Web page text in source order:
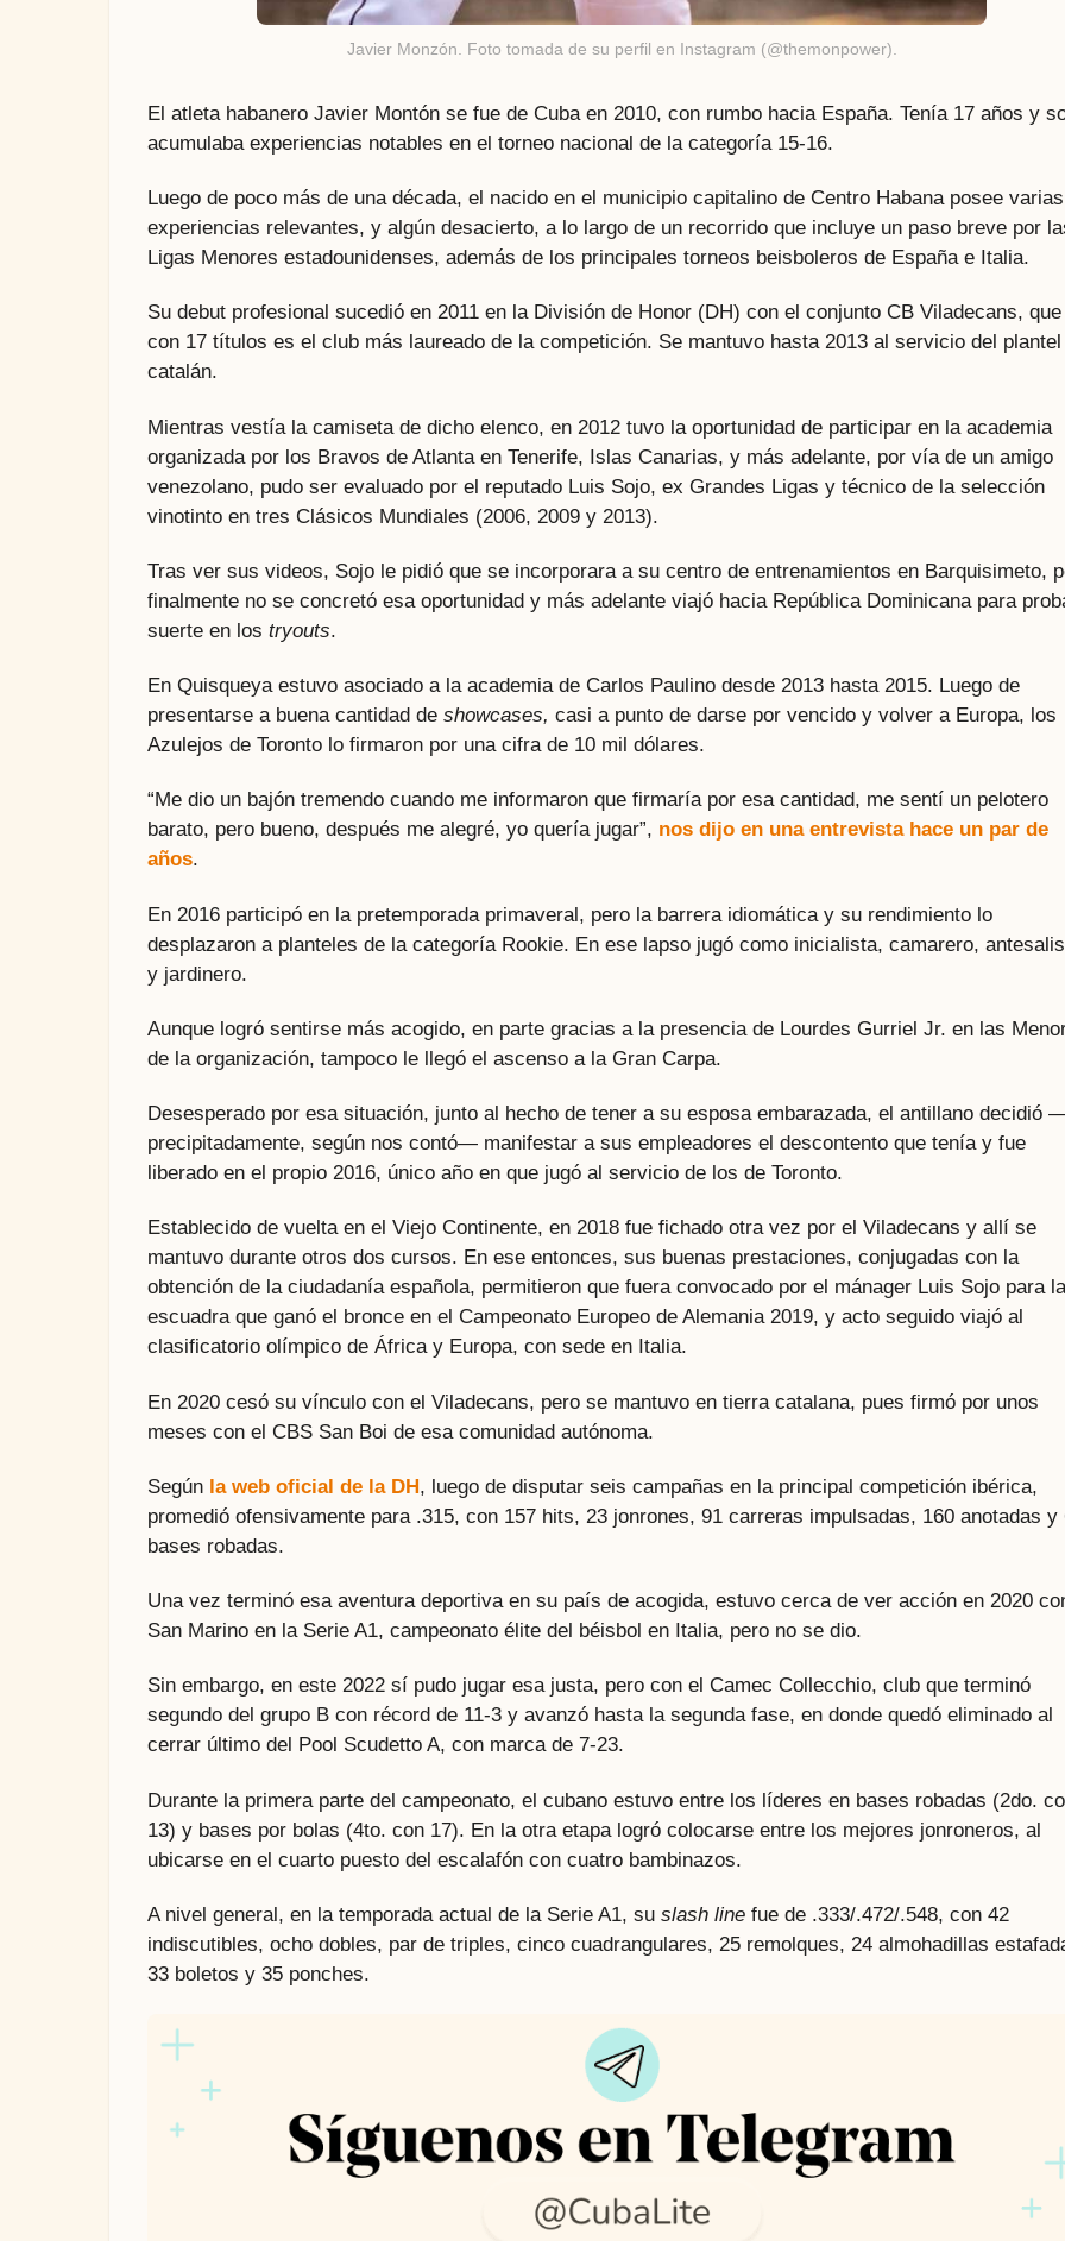
Javier Monzón. Foto tomada de su perfil en Instagram (@themonpower).
El atleta habanero Javier Montón se fue de Cuba en 2010, con rumbo hacia España. Tenía 17 años y
acumulaba experiencias notables en el torneo nacional de la categoría 15-16.
Luego de poco más de una década, el nacido en el municipio capitalino de Centro Habana posee varias
experiencias relevantes, y algún desacierto, a lo largo de un recorrido que incluye un paso breve por
Ligas Menores estadounidenses, además de los principales torneos beisboleros de España e Italia.
Su debut profesional sucedió en 2011 en la División de Honor (DH) con el conjunto CB Viladecans, que
con 17 títulos es el club más laureado de la competición. Se mantuvo hasta 2013 al servicio del plantel
catalán.
Mientras vestía la camiseta de dicho elenco, en 2012 tuvo la oportunidad de participar en la academia
organizada por los Bravos de Atlanta en Tenerife, Islas Canarias, y más adelante, por vía de un amigo
venezolano, pudo ser evaluado por el reputado Luis Sojo, ex Grandes Ligas y técnico de la selección
vinotinto en tres Clásicos Mundiales (2006, 2009 y 2013).
Tras ver sus videos, Sojo le pidió que se incorporara a su centro de entrenamientos en Barquisimeto,
finalmente no se concretó esa oportunidad y más adelante viajó hacia República Dominicana para
suerte en los tryouts.
En Quisqueya estuvo asociado a la academia de Carlos Paulino desde 2013 hasta 2015. Luego de
presentarse a buena cantidad de showcases, casi a punto de darse por vencido y volver a Europa, los
Azulejos de Toronto lo firmaron por una cifra de 10 mil dólares.
“Me dio un bajón tremendo cuando me informaron que firmaría por esa cantidad, me sentí un pelotero
barato, pero bueno, después me alegré, yo quería jugar”, nos dijo en una entrevista hace un par de
años.
En 2016 participó en la pretemporada primaveral, pero la barrera idiomática y su rendimiento lo
desplazaron a planteles de la categoría Rookie. En ese lapso jugó como inicialista, camarero,
y jardinero.
Aunque logró sentirse más acogido, en parte gracias a la presencia de Lourdes Gurriel Jr. en las
de la organización, tampoco le llegó el ascenso a la Gran Carpa.
Desesperado por esa situación, junto al hecho de tener a su esposa embarazada, el antillano decidió
precipitadamente, según nos contó— manifestar a sus empleadores el descontento que tenía y fue
liberado en el propio 2016, único año en que jugó al servicio de los de Toronto.
Establecido de vuelta en el Viejo Continente, en 2018 fue fichado otra vez por el Viladecans y allí se
mantuvo durante otros dos cursos. En ese entonces, sus buenas prestaciones, conjugadas con la
obtención de la ciudadanía española, permitieron que fuera convocado por el mánager Luis Sojo para la
escuadra que ganó el bronce en el Campeonato Europeo de Alemania 2019, y acto seguido viajó al
clasificatorio olímpico de África y Europa, con sede en Italia.
En 2020 cesó su vínculo con el Viladecans, pero se mantuvo en tierra catalana, pues firmó por unos
meses con el CBS San Boi de esa comunidad autónoma.
Según la web oficial de la DH, luego de disputar seis campañas en la principal competición ibérica,
promedió ofensivamente para .315, con 157 hits, 23 jonrones, 91 carreras impulsadas, 160 anotadas y
bases robadas.
Una vez terminó esa aventura deportiva en su país de acogida, estuvo cerca de ver acción en 2020
San Marino en la Serie A1, campeonato élite del béisbol en Italia, pero no se dio.
Sin embargo, en este 2022 sí pudo jugar esa justa, pero con el Camec Collecchio, club que terminó
segundo del grupo B con récord de 11-3 y avanzó hasta la segunda fase, en donde quedó eliminado al
cerrar último del Pool Scudetto A, con marca de 7-23.
Durante la primera parte del campeonato, el cubano estuvo entre los líderes en bases robadas (2do.
13) y bases por bolas (4to. con 17). En la otra etapa logró colocarse entre los mejores jonroneros, al
ubicarse en el cuarto puesto del escalafón con cuatro bambinazos.
A nivel general, en la temporada actual de la Serie A1, su slash line fue de .333/.472/.548, con 42
indiscutibles, ocho dobles, par de triples, cinco cuadrangulares, 25 remolques, 24 almohadillas
33 boletos y 35 ponches.